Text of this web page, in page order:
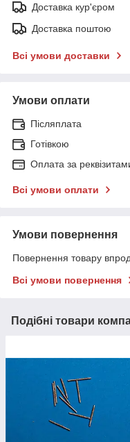
Доставка кур'єром
Доставка поштою
Всі умови доставки
Умови оплати
Післяплата
Готівкою
Оплата за
Всі умови оплати
Умови повернення
Повернення товару
Всі умови повернення
Подібні товари